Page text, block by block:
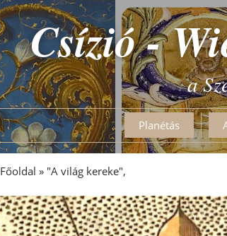
Csízió -
a
Planétás
Főoldal » "A világ kereke",